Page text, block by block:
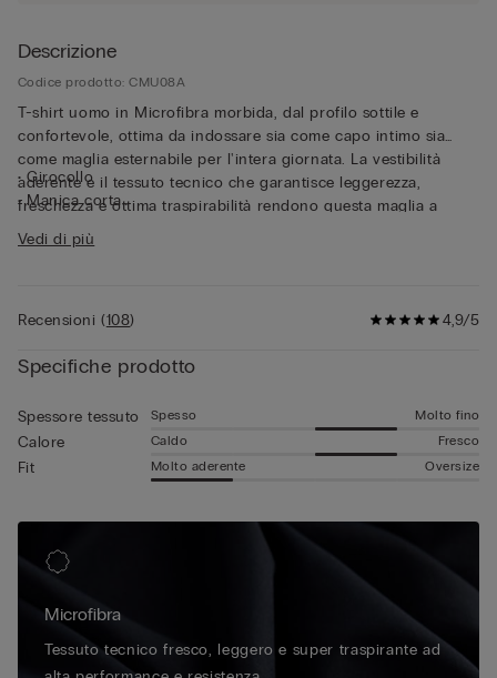
Descrizione
Codice prodotto: CMU08A
T-shirt uomo in Microfibra morbida, dal profilo sottile e
confortevole, ottima da indossare sia come capo intimo sia
come maglia esternabile per l'intera giornata. La vestibilità
aderente e il tessuto tecnico che garantisce leggerezza,
freschezza e ottima traspirabilità rendono questa maglia a
maniche corte ideale anche per l’attività sportiva.
• Girocollo
• Manica corta
• Il modello è alto 185 cm e indossa la taglia L
Vedi di più
4,9/5
Recensioni(108)
Specifiche prodotto
Spessore tessuto Spesso Molto fino
Calore Caldo Fresco
Fit Molto aderente Oversize
Microfibra
Tessuto tecnico fresco, leggero e super traspirante ad